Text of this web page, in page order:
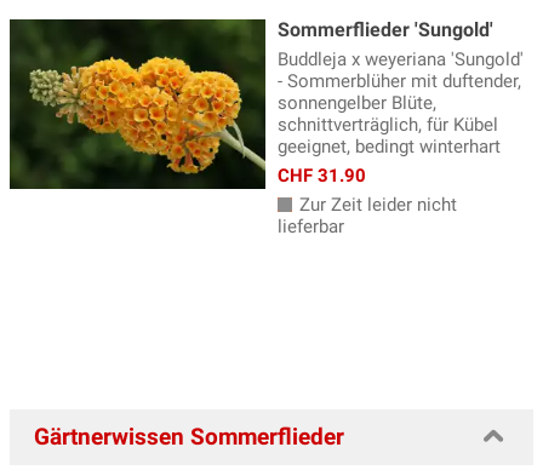
Rhododendron(113)
Sommerflieder(3)
XXL Pflanzen(94)
Zierstämmchen(28)
Sommerflieder 'Sungold'
Buddleja x weyeriana 'Sungold'
- Sommerblüher mit duftender,
sonnengelber Blüte,
schnittverträglich, für Kübel
geeignet, bedingt winterhart
CHF 31.90
Zur Zeit leider nicht
lieferbar
Gärtnerwissen Sommerflieder